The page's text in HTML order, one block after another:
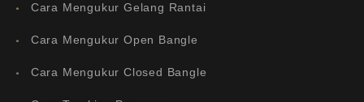
Cara Mengukur Gelang Rantai
Cara Mengukur Open Bangle
Cara Mengukur Closed Bangle